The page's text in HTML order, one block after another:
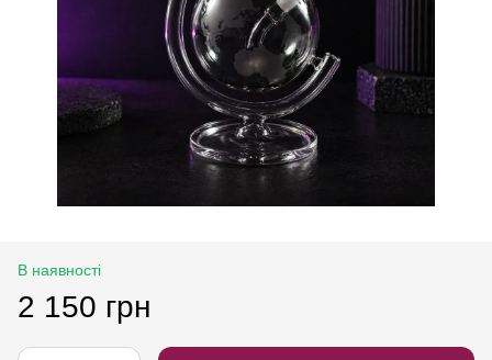
В наявності
2 150 грн